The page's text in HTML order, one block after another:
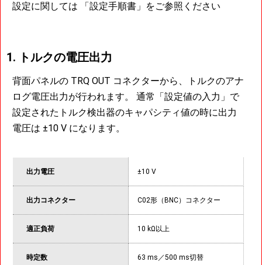
設定に関しては 「設定手順書」をご参照ください
1. トルクの電圧出力
背面パネルの TRQ OUT コネクターから、トルクのアナ
ログ電圧出力が行われます。 通常「設定値の入力」で
設定されたトルク検出器のキャパシティ値の時に出力
電圧は ±10 V になります。
出力電圧 ±10 V
出力コネクター C02形（BNC）コネクター
適正負荷 10 kΩ以上
時定数 63 ms／500 ms切替